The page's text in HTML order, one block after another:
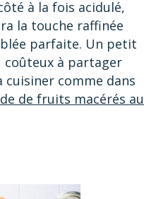
à la fois acidulé,
la touche raffinée
parfaite. Un petit
à partager
cuisiner comme dans
de fruits macérés au